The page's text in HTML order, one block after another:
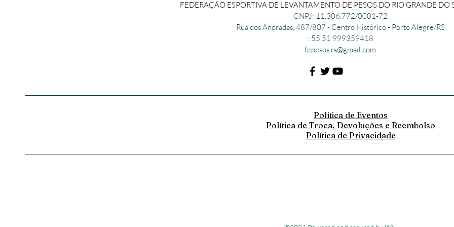
FEDERAÇÃO ESPORTIVA DE LEVANTAMENTO DE PESOS DO RIO GRANDE DO
CNPJ: 11.306.772/0001-72
Rua dos Andradas, 487/807 - Centro Histórico - Porto Alegre/RS
::55 51 999359418
fepesos.rs@gmail.com
Política de Eventos
Política de Troca, Devoluções e Reembolso
Política de Privacidade